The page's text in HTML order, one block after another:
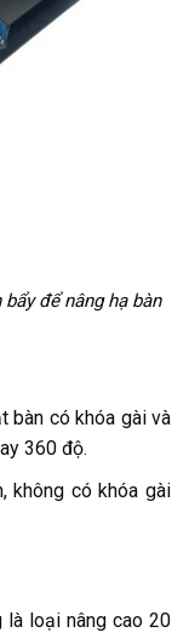
để nâng hạ bàn
bàn có khóa gài và
360 độ.
không có khóa gài
là loại nâng cao 20